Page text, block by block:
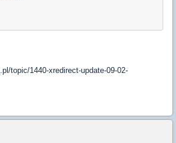
.pl/topic/1440-xredirect-update-09-02-